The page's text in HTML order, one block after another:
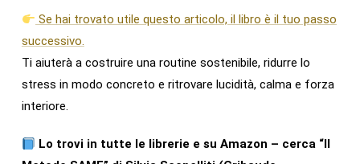
Se hai trovato utile questo articolo, il libro è il tuo passo
successivo.
Ti aiuterà a costruire una routine sostenibile, ridurre lo
stress in modo concreto e ritrovare lucidità, calma e forza
interiore.
Lo trovi in tutte le librerie e su Amazon – cerca “Il